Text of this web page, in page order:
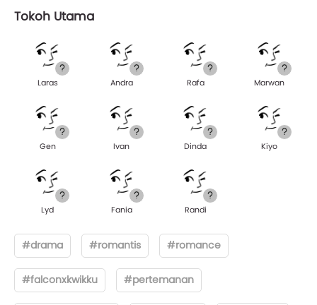
Tokoh Utama
Laras Andra Rafa Marwan
Gen Ivan Dinda Kiyo
Lyd Fania Randi
#drama #romantis #romance
#falconxkwikku #pertemanan